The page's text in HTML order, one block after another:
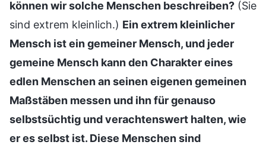
können wir solche Menschen beschreiben? (Sie
sind extrem kleinlich.) Ein extrem kleinlicher
Mensch ist ein gemeiner Mensch, und jeder
gemeine Mensch kann den Charakter eines
edlen Menschen an seinen eigenen gemeinen
Maßstäben messen und ihn für genauso
selbstsüchtig und verachtenswert halten, wie
er es selbst ist. Diese Menschen sind